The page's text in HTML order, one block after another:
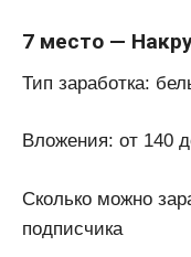
7 место —
Тип заработка:
Вложения: от 140
Сколько можно
подписчика